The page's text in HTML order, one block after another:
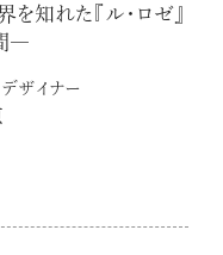
知れた『ル・ロゼ』
―
デザイナー